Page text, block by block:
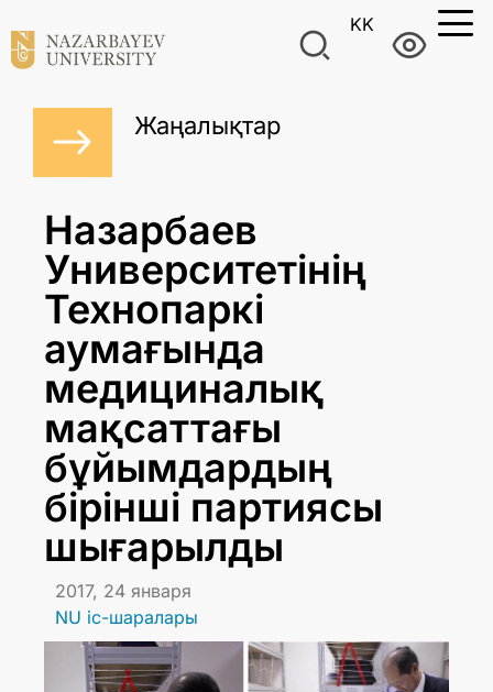
KK
Жаңалықтар
Назарбаев
Университетінің
Технопаркі
аумағында
медициналық
мақсаттағы
бұйымдардың
бірінші партиясы
шығарылды
2017, 24 января
NU іс-шаралары